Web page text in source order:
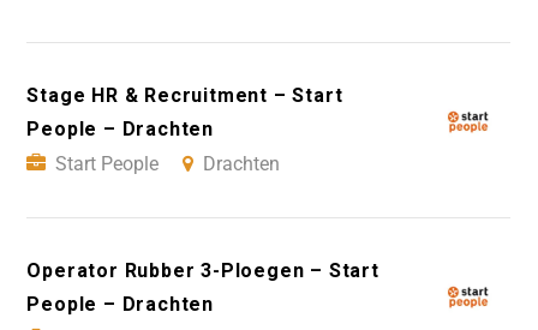
Stage HR & Recruitment – Start
People – Drachten
Start People
Drachten
Operator Rubber 3-Ploegen – Start
People – Drachten